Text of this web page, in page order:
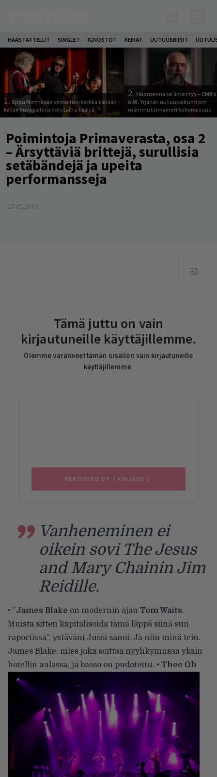
HAASTATTELUT SINGLET IGNOSTOT KEIKAT UUTUUSBIISIT
1. Eppu Normaalin viimeinen keikka tänään –
katso kuvagalleria torstailta täältä
2. Huomenna se ilmestyy –
A.W. Yrjänän uutuusalbumi om
mammuttimainen kokonaisuus
Poimintoja Primaverasta, osa 2
– Ärsyttäviä brittejä, surullisia
setäbändejä ja upeita
performansseja
27.05.2013
Vanheneminen ei
oikein sovi The Jesus
and Mary Chainin Jim
Reidille.
• ”James Blake on modernin ajan Tom Waits.
Muista sitten kapitalisoida tämä läppä siinä sun
raportissa”, ystäväni Jussi sanoi. Ja niin minä tein.
James Blake: mies joka soittaa nyyhkymusaa yksin
hotellin aulassa, ja basso on pudotettu. • Thee Oh